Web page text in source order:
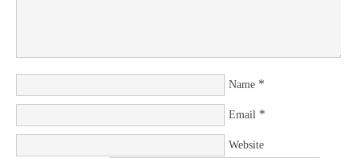
Name *
Email *
Website